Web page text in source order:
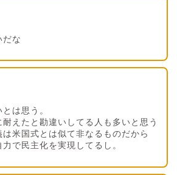
だな
は思う。
えたと勘違いしてる人も多いと思う
米国式とは似て非なるものだから
で民主化を実現してるし。